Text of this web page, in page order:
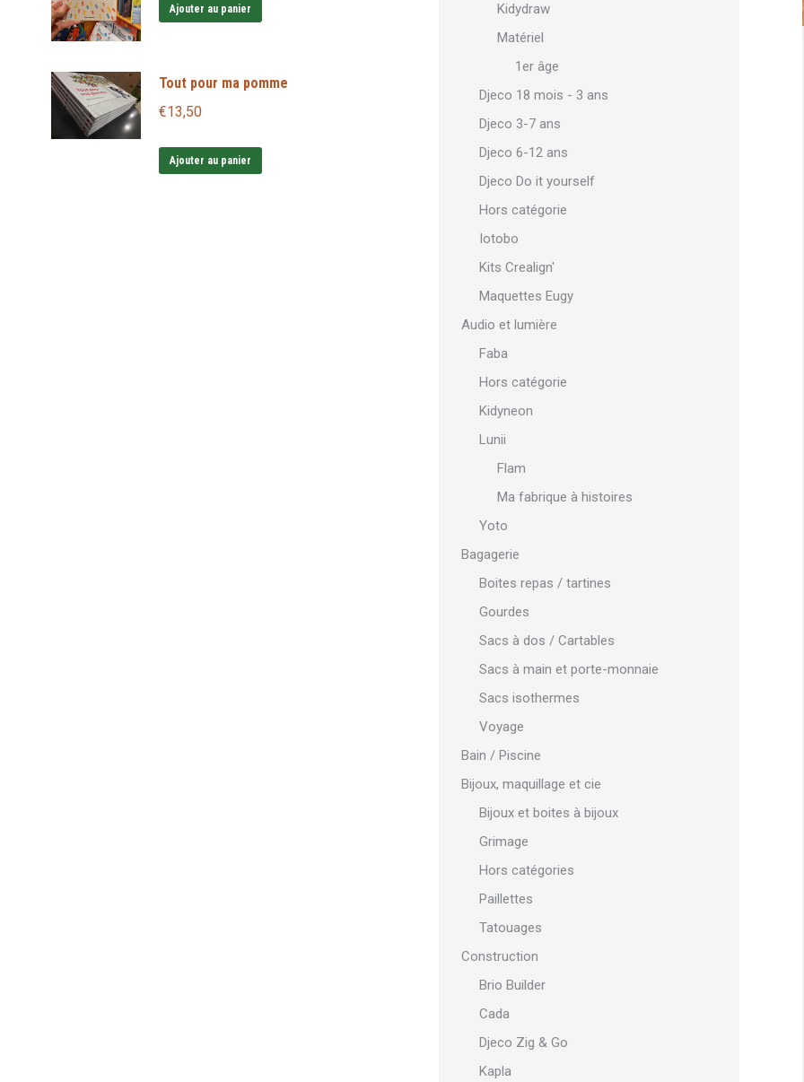
Ajouter au panier
Tout pour ma pomme
€13,50
Ajouter au panier
Kidydraw
Matériel
1er âge
Djeco 18 mois - 3 ans
Djeco 3-7 ans
Djeco 6-12 ans
Djeco Do it yourself
Hors catégorie
Iotobo
Kits Crealign'
Maquettes Eugy
Audio et lumière
Faba
Hors catégorie
Kidyneon
Lunii
Flam
Ma fabrique à histoires
Yoto
Bagagerie
Boites repas / tartines
Gourdes
Sacs à dos / Cartables
Sacs à main et porte-monnaie
Sacs isothermes
Voyage
Bain / Piscine
Bijoux, maquillage et cie
Bijoux et boites à bijoux
Grimage
Hors catégories
Paillettes
Tatouages
Construction
Brio Builder
Cada
Djeco Zig & Go
Kapla